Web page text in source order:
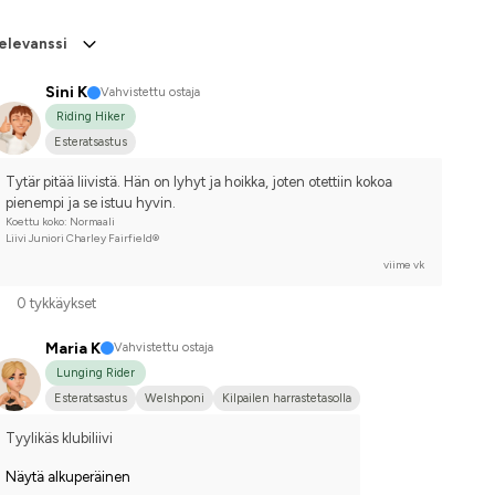
Sini K
Vahvistettu ostaja
Riding Hiker
Esteratsastus
Tytär pitää liivistä. Hän on lyhyt ja hoikka, joten otettiin kokoa
pienempi ja se istuu hyvin.
Koettu koko: Normaali
Liivi Juniori Charley Fairfield®
viime vk
0 tykkäykset
Maria K
Vahvistettu ostaja
Lunging Rider
Esteratsastus
Welshponi Kilpailen harrastetasolla
Tyylikäs klubiliivi
Näytä alkuperäinen